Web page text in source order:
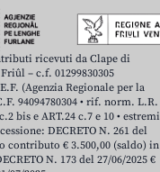
ricevuti da Clape di
– c.f. 01299830305
(Agenzia Regionale per la
94094780304 • rif. norm. L.R.
bis e ART.24 c.7 e 10 • estremi
DECRETO N. 261 del
contributo € 3.500,00 (saldo) in
N. 173 del 27/06/2025 €